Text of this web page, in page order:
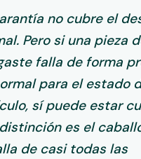
no cubre el
Pero si una pieza
falla de forma
para el estado
sí puede estar
es el
de casi todas las